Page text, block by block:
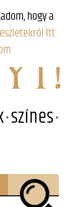
színes
hogy a
itt